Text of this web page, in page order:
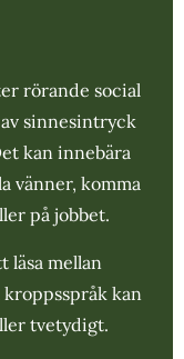
rörande social
sinnesintryck
kan innebära
vänner, komma
på jobbet.
läsa mellan
kan
tvetydigt.